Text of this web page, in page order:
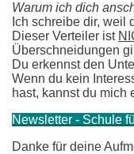
Warum ich dich
Ich schreibe dir, weil
Dieser Verteiler ist
Überschneidungen
Du erkennst den
Wenn du kein
hast, kannst du mich
Newsletter - Schule
Danke für deine